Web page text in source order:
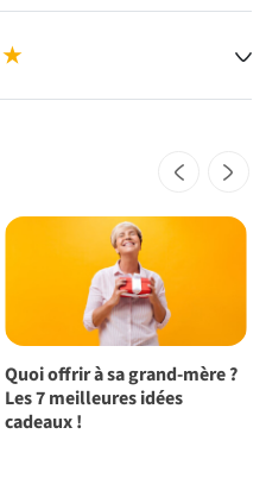
★
Quoi offrir à sa grand-mère ?
Les 7 meilleures idées
cadeaux !